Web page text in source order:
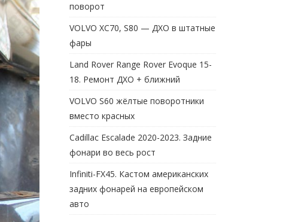
поворот
VOLVO XC70, S80 — ДХО в штатные
фары
Land Rover Range Rover Evoque 15-
18. Ремонт ДХО + ближний
VOLVO S60 жёлтые поворотники
вместо красных
Cadillac Escalade 2020-2023. Задние
фонари во весь рост
Infiniti-FX45. Кастом американских
задних фонарей на европейском
авто